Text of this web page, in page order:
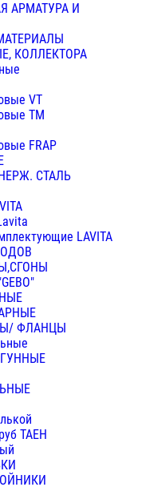
АРМАТУРА И
КОЛЛЕКТОРА
VT
ТМ
FRAP
СТАЛЬ
LAVITA
ФЛАНЦЫ
ТАЕН